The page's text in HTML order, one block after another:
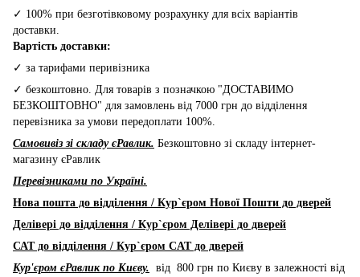
✓ 100% при безготівковому розрахунку для всіх варіантів
доставки.
Вартість доставки:
✓ за тарифами перивізника
✓ безкоштовно. Для товарів з позначкою "ДОСТАВИМО
БЕЗКОШТОВНО" для замовлень від 7000 грн до відділення
перевізника за умови передоплати 100%.
Самовивіз зі складу єРавлик. Безкоштовно зі складу інтернет-
магазину єРавлик
Перевізниками по Україні.
Нова пошта до відділення / Кур`єром Нової Пошти до дверей
Делівері до відділення / Кур`єром Делівері до дверей
САТ до відділення / Кур`єром CAT до дверей
Кур'єром єРавлик по Києву. від 800 грн по Києву в залежності від